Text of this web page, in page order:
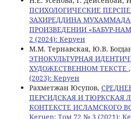
ПСИХОЛОГИЧЕСКИЕ
ЗАХИРЕДДИНА МУХАММАДА
ПРОИЗВЕДЕНИИ «БАБУР-
2 (2024): Керуен
М.М. Тернавская, Ю.В.
ЭТНОКУЛЬТУРНАЯ
ХУДОЖЕСТВЕННОМ ТЕКСТЕ ,
(2023): Керуен
Рахметжан Юсупов,
ПЕРСИДСКАЯ И ТЮРКСКАЯ
КОНТЕКСТЕ ИСЛАМСКОГО
Keruen: Том 72 № 3 (2021):